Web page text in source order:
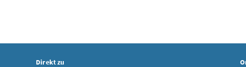
Direkt zu